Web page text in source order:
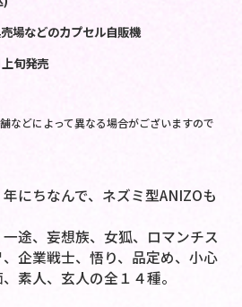
場などのカプセル自販機
上旬発売
などによって異なる場合がございますので
にちなんで、ネズミ型ANIZOも
途、妄想族、女狐、ロマンチス
企業戦士、悟り、品定め、小心
素人、玄人の全１４種。